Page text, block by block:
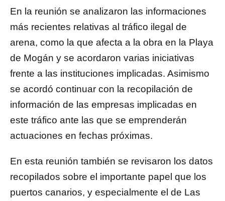
En la reunión se analizaron las informaciones
más recientes relativas al tráfico ilegal de
arena, como la que afecta a la obra en la Playa
de Mogán y se acordaron varias iniciativas
frente a las instituciones implicadas. Asimismo
se acordó continuar con la recopilación de
información de las empresas implicadas en
este tráfico ante las que se emprenderán
actuaciones en fechas próximas.
En esta reunión también se revisaron los datos
recopilados sobre el importante papel que los
puertos canarios, y especialmente el de Las